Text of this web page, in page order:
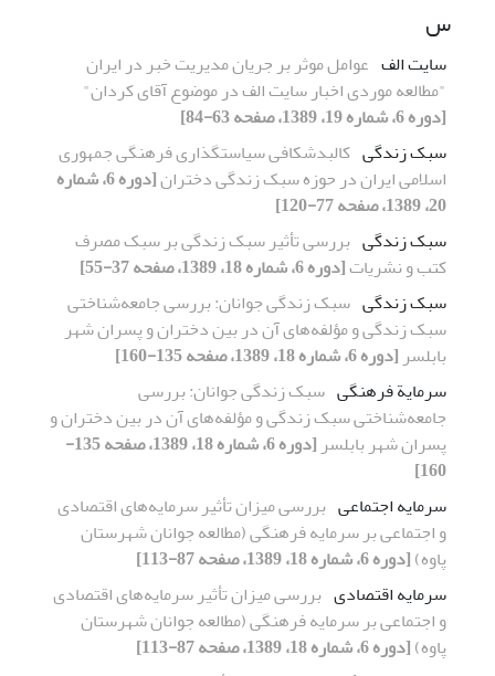
س
سایت الف عوامل موثر بر جریان مدیریت خبر در ایران
"مطالعه موردی اخبار سایت الف در موضوع آقای کردان"
[دوره 6، شماره 19، 1389، صفحه 63-84]
سبک زندگی کالبدشکافی سیاستگذاری فرهنگی جمهوری
اسلامی ایران در حوزه سبک زندگی دختران
[دوره 6، شماره
20، 1389، صفحه 77-120]
سبک زندگی بررسی تأثیر سبک زندگی بر سبک مصرف
کتب و نشریات[دوره 6، شماره 18، 1389، صفحه 37-55]
سبک زندگی سبک زندگی جوانان: بررسی جامعه‌شناختی
سبک زندگی و مؤلفه‌های آن در بین دختران و پسران شهر
بابلسر [دوره 6، شماره 18، 1389، صفحه 135-160]
سرمایة فرهنگی سبک زندگی جوانان: بررسی
جامعه‌شناختی سبک زندگی و مؤلفه‌های آن در بین دختران و
پسران شهر بابلسر
[دوره 6، شماره 18، 1389، صفحه 135-
160]
سرمایه اجتماعی بررسی میزان تأثیر سرمایه‌های اقتصادی
و اجتماعی بر سرمایه فرهنگی (مطالعه جوانان شهرستان
پاوه)[دوره 6، شماره 18، 1389، صفحه 87-113]
سرمایه اقتصادی بررسی میزان تأثیر سرمایه‌های اقتصادی
و اجتماعی بر سرمایه فرهنگی (مطالعه جوانان شهرستان
پاوه)[دوره 6، شماره 18، 1389، صفحه 87-113]